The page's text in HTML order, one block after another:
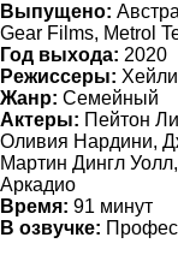
Выпущено:
Gear Films, Metrol
Год выхода: 2020
Режиссеры:
Жанр: Семейный
Актеры: Пейтон
Оливия Нардини,
Мартин Дингл
Аркадио
Время: 91 минут
В озвучке: